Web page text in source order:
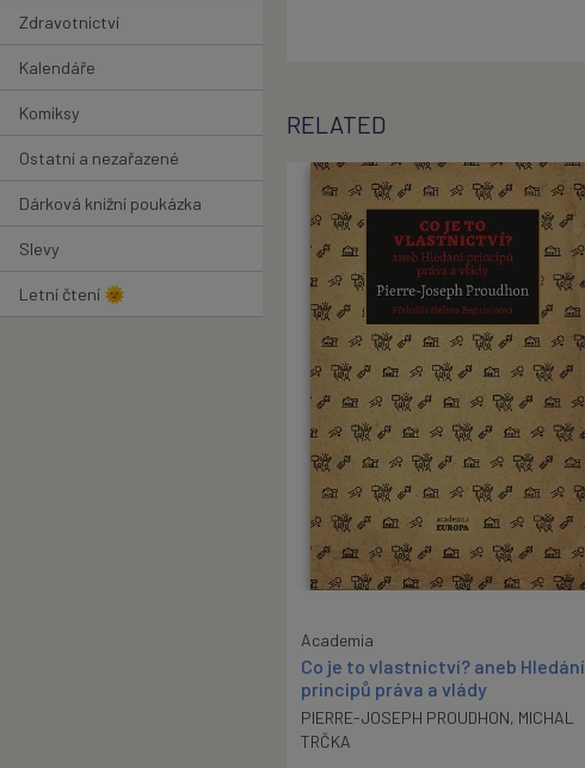
Zdravotnictví
Kalendáře
Komiksy
Ostatní a nezařazené
Dárková knižní poukázka
Slevy
Letní čtení 🌞
RELATED
Academia
Co je to vlastnictví? aneb Hledání
principů práva a vlády
PIERRE-JOSEPH PROUDHON, MICHAL
TRČKA